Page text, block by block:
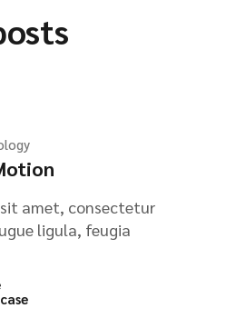
amet, consectetur
ligula, feugia